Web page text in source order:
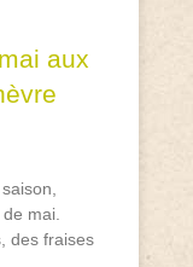
aux
mai.
des fraises